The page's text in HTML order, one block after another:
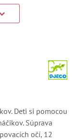
Deti si pomocou
Súprava
očí, 12